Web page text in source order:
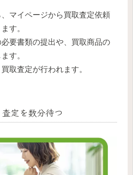
マイページから買取査定依頼
す。
要書類の提出や、買取商品の
す。
取査定が行われます。
定を数分待つ